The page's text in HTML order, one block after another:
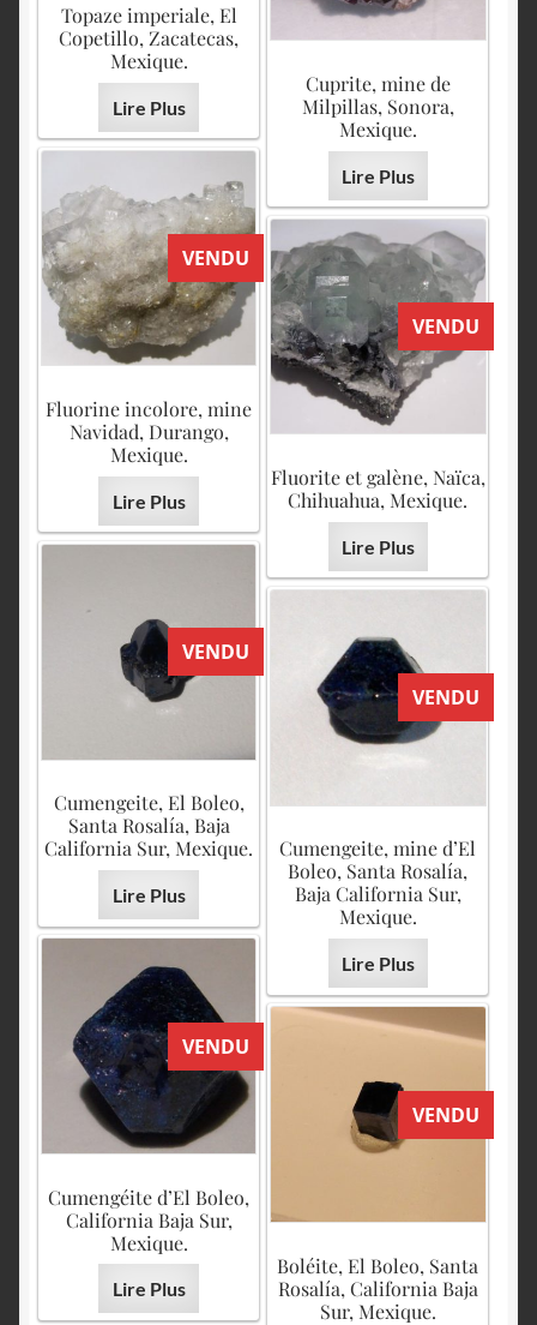
Topaze imperiale, El
Copetillo, Zacatecas,
Mexique.
Lire Plus
Cuprite, mine de
Milpillas, Sonora,
Mexique.
Lire Plus
VENDU
Fluorine incolore, mine
Navidad, Durango,
Mexique.
Lire Plus
VENDU
Fluorite et galène, Naïca,
Chihuahua, Mexique.
Lire Plus
VENDU
Cumengeite, El Boleo,
Santa Rosalía, Baja
California Sur, Mexique.
Lire Plus
VENDU
Cumengeite, mine d’El
Boleo, Santa Rosalía,
Baja California Sur,
Mexique.
Lire Plus
VENDU
Cumengéite d’El Boleo,
California Baja Sur,
Mexique.
Lire Plus
VENDU
Boléite, El Boleo, Santa
Rosalía, California Baja
Sur, Mexique.